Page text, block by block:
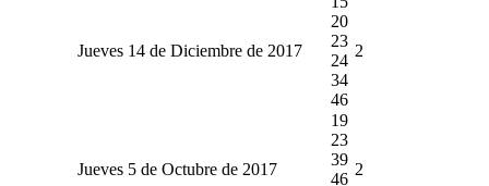
Jueves 14 de Diciembre de 2017
20
23
24
34
46
2
Jueves 5 de Octubre de 2017
19
23
39
46
2